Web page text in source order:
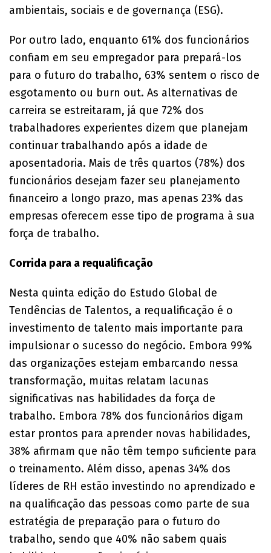
ambientais, sociais e de governança (ESG).
Por outro lado, enquanto 61% dos funcionários
confiam em seu empregador para prepará-los
para o futuro do trabalho, 63% sentem o risco de
esgotamento ou burn out. As alternativas de
carreira se estreitaram, já que 72% dos
trabalhadores experientes dizem que planejam
continuar trabalhando após a idade de
aposentadoria. Mais de três quartos (78%) dos
funcionários desejam fazer seu planejamento
financeiro a longo prazo, mas apenas 23% das
empresas oferecem esse tipo de programa à sua
força de trabalho.
Corrida para a requalificação
Nesta quinta edição do Estudo Global de
Tendências de Talentos, a requalificação é o
investimento de talento mais importante para
impulsionar o sucesso do negócio. Embora 99%
das organizações estejam embarcando nessa
transformação, muitas relatam lacunas
significativas nas habilidades da força de
trabalho. Embora 78% dos funcionários digam
estar prontos para aprender novas habilidades,
38% afirmam que não têm tempo suficiente para
o treinamento. Além disso, apenas 34% dos
líderes de RH estão investindo no aprendizado e
na qualificação das pessoas como parte de sua
estratégia de preparação para o futuro do
trabalho, sendo que 40% não sabem quais